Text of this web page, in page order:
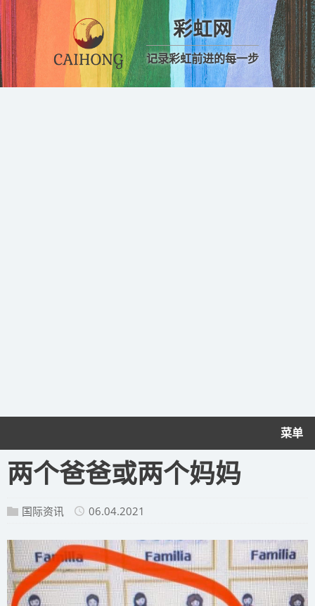
彩虹网
记录彩虹前进的每一步
菜单
两个爸爸或两个妈妈
国际资讯 06.04.2021